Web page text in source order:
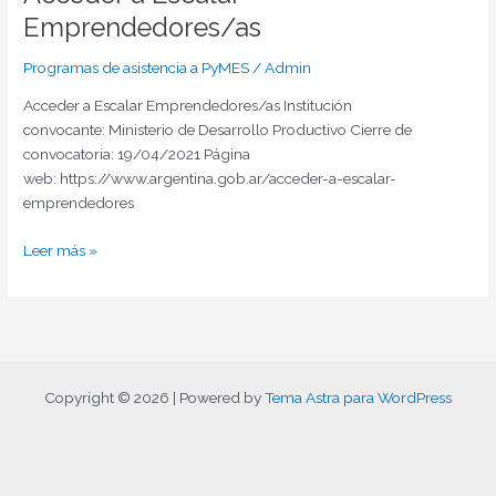
Emprendedores/as
Programas de asistencia a PyMES /Admin
Acceder a Escalar Emprendedores/as Institución
convocante: Ministerio de Desarrollo Productivo Cierre de
convocatoria: 19/04/2021 Página
web: https://www.argentina.gob.ar/acceder-a-escalar-
emprendedores
Leer más »
Copyright © 2026 | Powered byTema Astra para WordPress